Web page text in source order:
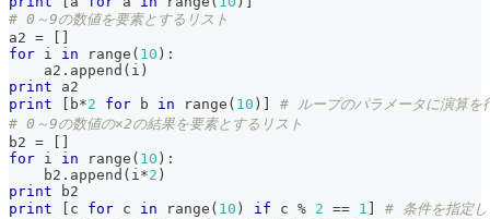
# 0～9の数値を要素とするリスト
a2 =
for i in range ( 10 ) :
    a2
. append ( i )
print a2
print
b*2 for b in range ( 10 )
# ループのパラメータに演算を
# 0～9の数値の×2の結果を要素とするリスト
b2 =
for i in range ( 10 ) :
    b2
. append ( i*2 )
print b2
print
c for c in range ( 10 ) if c % 2 == 1
# 条件を指定し